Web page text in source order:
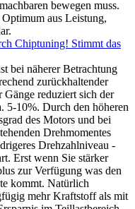
bewegen muss.
aus Leistung,
Chiptuning! Stimmt das
bei näherer Betrachtung
zurückhaltender
Gänge reduziert sich der
5-10%. Durch den höheren
des Motors und bei
Drehmomentes
Drehzahlniveau -
Erst wenn Sie stärker
zur Verfügung was den
kommt. Natürlich
mehr Kraftstoff als mit